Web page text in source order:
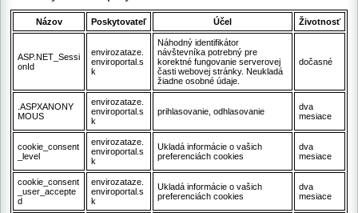
Názov Poskytovateľ Účel Životnosť
ASP.NET_Sessi
onId
envirozataze.
enviroportal.s
k
Náhodný identifikátor
návštevníka potrebný pre
korektné fungovanie serverovej
časti webovej stránky. Neukladá
žiadne osobné údaje.
dočasné
.ASPXANONY
MOUS
envirozataze.
enviroportal.s
k
prihlasovanie, odhlasovanie
dva
mesiace
cookie_consent
_level
envirozataze.
enviroportal.s
k
Ukladá informácie o vašich
preferenciách cookies
dva
mesiace
cookie_consent
_user_accepte
d
envirozataze.
enviroportal.s
k
Ukladá informácie o vašich
preferenciách cookies
dva
mesiace